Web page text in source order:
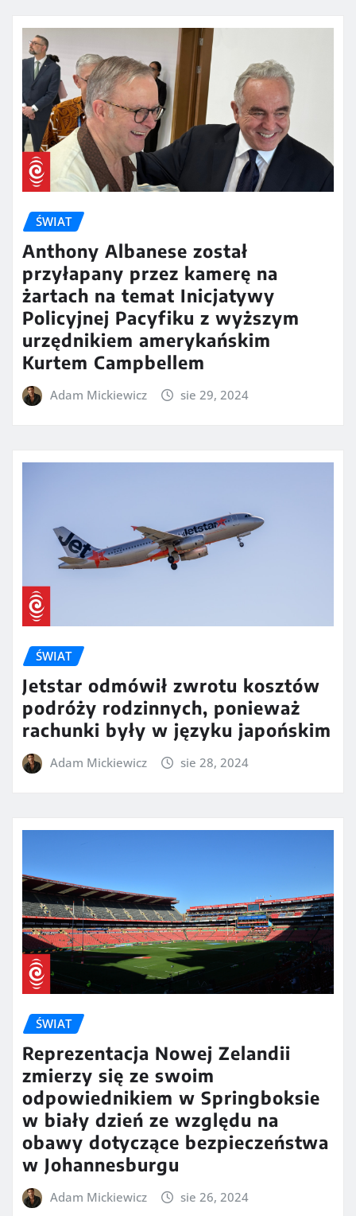
ŚWIAT
Anthony Albanese został
przyłapany przez kamerę na
żartach na temat Inicjatywy
Policyjnej Pacyfiku z wyższym
urzędnikiem amerykańskim
Kurtem Campbellem
Adam Mickiewicz sie 29, 2024
ŚWIAT
Jetstar odmówił zwrotu kosztów
podróży rodzinnych, ponieważ
rachunki były w języku japońskim
Adam Mickiewicz sie 28, 2024
ŚWIAT
Reprezentacja Nowej Zelandii
zmierzy się ze swoim
odpowiednikiem w Springboksie
w biały dzień ze względu na
obawy dotyczące bezpieczeństwa
w Johannesburgu
Adam Mickiewicz sie 26, 2024